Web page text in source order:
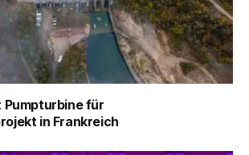
Pumpturbine für
in Frankreich